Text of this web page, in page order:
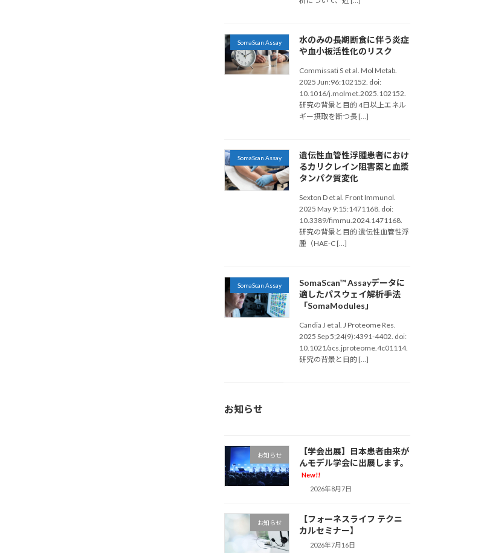
SomaScan Assay
水のみの長期断食に伴う炎症
や血小板活性化のリスク
Commissati S et al. Mol Metab.
2025 Jun:96:102152. doi:
10.1016/j.molmet.2025.102152.
研究の背景と目的 4日以上エネル
ギー摂取を断つ長 […]
SomaScan Assay
遺伝性血管性浮腫患者におけ
るカリクレイン阻害薬と血漿
タンパク質変化
Sexton D et al. Front Immunol.
2025 May 9:15:1471168. doi:
10.3389/fimmu.2024.1471168.
研究の背景と目的 遺伝性血管性浮
腫（HAE-C […]
SomaScan Assay
SomaScan™ Assayデータに
適したパスウェイ解析手法
「SomaModules」
Candia J et al. J Proteome Res.
2025 Sep 5;24(9):4391-4402. doi:
10.1021/acs.jproteome.4c01114.
研究の背景と目的 […]
お知らせ
お知らせ
【学会出展】日本患者由来が
んモデル学会に出展します。
New!!
2026年8月7日
お知らせ
【フォーネスライフ テクニ
カルセミナー】
2026年7月16日